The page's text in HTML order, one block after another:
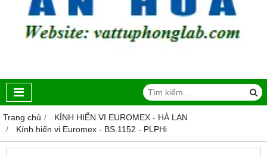
Trang chủ
KÍNH HIỂN VI EUROMEX - HÀ LAN
Kính hiển vi Euromex - BS.1152 ‑ PLPHi